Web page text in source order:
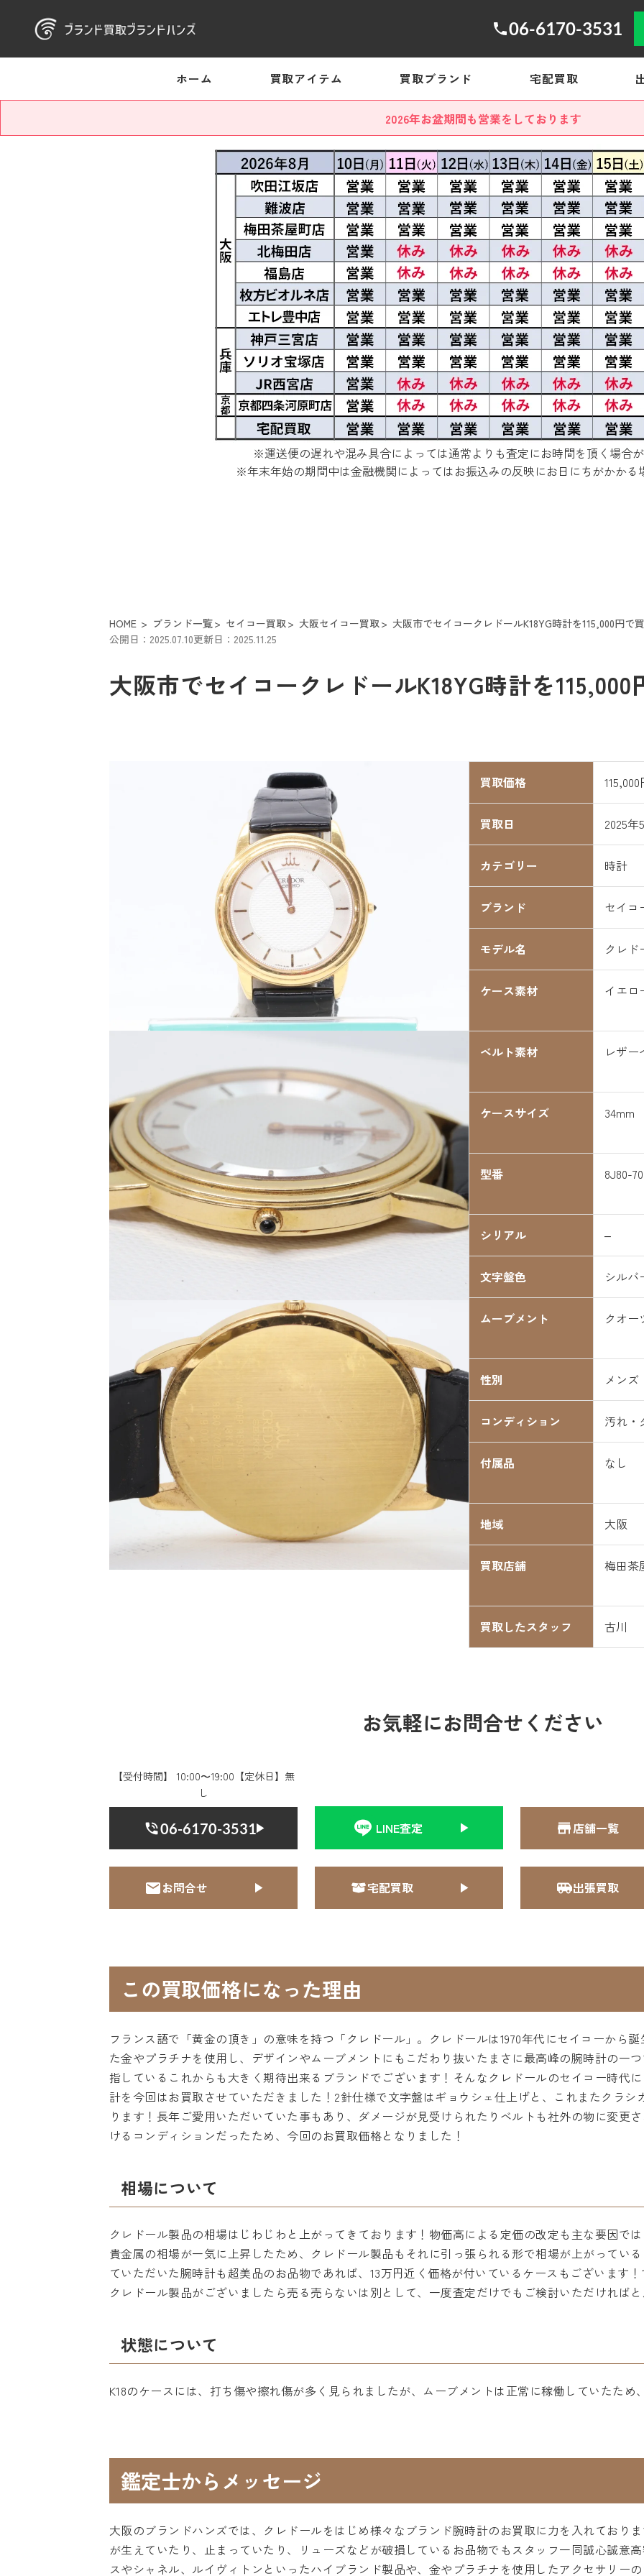
06-6170-3531
ホーム 買取アイテム 買取ブランド 宅配買取
2026年お盆期間も営業をしております
※運送便の遅れや混み具合によっては通常よりも査定にお時間を頂く場合が
※年末年始の期間中は金融機関によってはお振込みの反映にお日にちがかかる
HOME ブランド一覧 セイコー買取 大阪セイコー買取
大阪市でセイコークレドールK18YG時計を115,000円で
公開日：2025.07.10更新日：2025.11.25
大阪市でセイコークレドールK18YG時計を
買取価格 115,000
買取日 2025年
カテゴリー 時計
ブランド セイコ
モデル名 クレド
ケース素材 イエロ
ベルト素材 レザー
ケースサイズ 34mm
型番 8J80-
シリアル –
文字盤色 シルバ
ムーブメント クオー
性別 メンズ
コンディション 汚れ・
付属品 なし
地域 大阪
買取店舗 梅田茶
買取したスタッフ 古川
お気軽にお問合せください
【受付時間】 10:00〜19:00【定休日】無
し
06-6170-3531 LINE査定 店舗一覧
お問合せ 宅配買取 出張買取
この買取価格になった理由
フランス語で「黄金の頂き」の意味を持つ「クレドール」。クレドールは1970年代にセイコーから
た金やプラチナを使用し、デザインやムーブメントにもこだわり抜いたまさに最高峰の腕時計の一
指しているこれからも大きく期待出来るブランドでございます！そんなクレドールのセイコー時代
計を今回はお買取させていただきました！2針仕様で文字盤はギョウシェ仕上げと、これまたクラ
ります！長年ご愛用いただいていた事もあり、ダメージが見受けられたりベルトも社外の物に変更
けるコンディションだったため、今回のお買取価格となりました！
相場について
クレドール製品の相場はじわじわと上がってきております！物価高による定価の改定も主な要因で
貴金属の相場が一気に上昇したため、クレドール製品もそれに引っ張られる形で相場が上がってい
ていただいた腕時計も超美品のお品物であれば、13万円近く価格が付いているケースもございます
クレドール製品がございましたら売る売らないは別として、一度査定だけでもご検討いただければと
状態について
K18のケースには、打ち傷や擦れ傷が多く見られましたが、ムーブメントは正常に稼働していたため
鑑定士からメッセージ
大阪のブランドハンズでは、クレドールをはじめ様々なブランド腕時計のお買取に力を入れており
が生えていたり、止まっていたり、リューズなどが破損しているお品物でもスタッフ一同誠心誠意
スやシャネル、ルイヴィトンといったハイブランド製品や、金やプラチナを使用したアクセサリー